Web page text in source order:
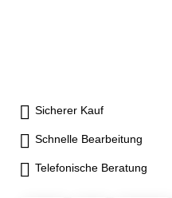
Sicherer Kauf
Schnelle Bearbeitung
Telefonische Beratung